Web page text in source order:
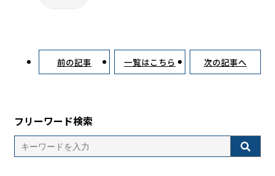
前の記事 一覧はこちら 次の記事へ
フリーワード検索